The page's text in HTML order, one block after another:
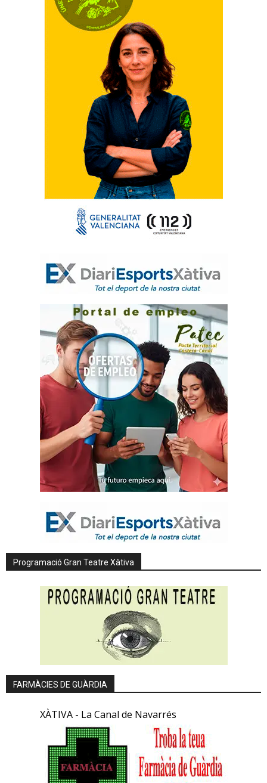
Programació Gran Teatre Xàtiva
FARMÀCIES DE GUÀRDIA
XÀTIVA - La Canal de Navarrés